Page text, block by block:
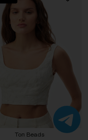
Топ Beads